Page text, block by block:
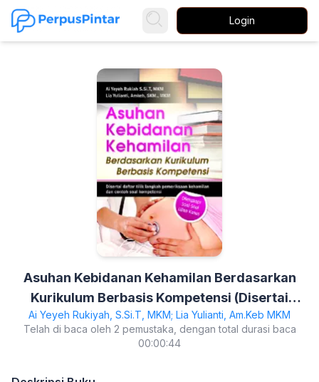
Login
Asuhan Kebidanan Kehamilan Berdasarkan
Kurikulum Berbasis Kompetensi (Disertai
Daftar Tilik Langkah Pemeriksaan Kehamilan
dan Contoh Soal Kompetensi) Dilengkapi Soal-
Ai Yeyeh Rukiyah, S.Si.T, MKM; Lia Yulianti, Am.Keb MKM
Telah di baca oleh 2 pemustaka, dengan total durasi baca
00:00:44